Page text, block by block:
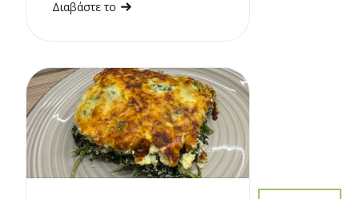
Διαβάστε το